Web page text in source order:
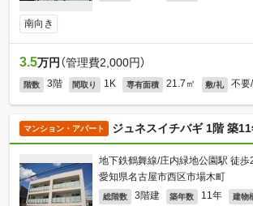
南向き
3.5万円 （管理費2,000円）
階数 3階 間取り 1K 専有面積 21.7㎡ 敷/礼 不要
マンション・アパート ジュネスイチバギ 1階 築
地下鉄鶴舞線/庄内緑地公園駅 徒歩
愛知県名古屋市西区市場木町
総階数 3階建 築年数 11年 建物